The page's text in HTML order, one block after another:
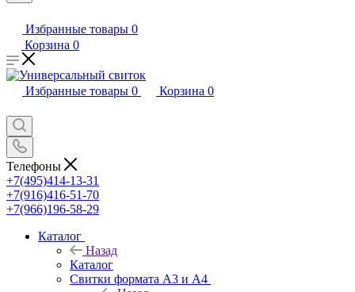
Избранные товары 0
Корзина 0
Избранные товары 0 Корзина 0
Телефоны
+7(495)414-13-31
+7(916)416-51-70
+7(966)196-58-29
Каталог
Назад
Каталог
Свитки формата А3 и А4